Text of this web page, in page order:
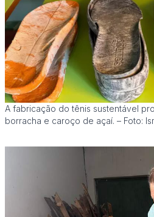
A fabricação do tênis sustentável
borracha e caroço de açaí. – Foto: